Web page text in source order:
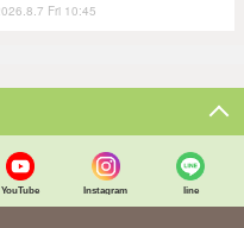
Fri 10:45
YouTube Instagram line